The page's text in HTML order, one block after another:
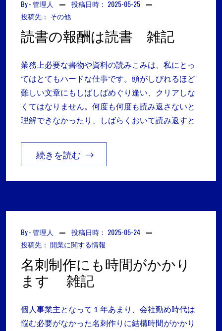
By -管理人 投稿日時： 2025-05-25
投稿先： その他
読書の報酬は読書 雑記
業務上必要な書物や資料の読みこみは、私にとっ
てはとてもハードな仕事です。頭がしびれるほど
難しい文章にもしばしばめぐり逢い、クリアしな
くてはなりません。何度も何度も読み返さないと
理解できなかったり、しばらくおいて読み返すと
続きを読む
By -管理人 投稿日時： 2025-05-24
投稿先： 開業に関する情報
名刺制作にも時間がかかり
ます 雑記
個人事業主となって１年あまり、会社勤め時代は
悩む必要がなかった名刺作りに結構時間がかかり